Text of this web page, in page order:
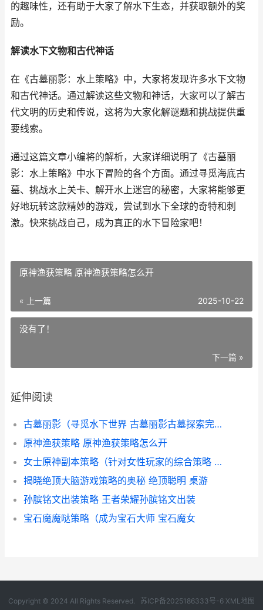
的趣味性，还有助于大家了解水下生态，并获取额外的奖
励。
解读水下文物和古代神话
在《古墓丽影：水上策略》中，大家将发现许多水下文物
和古代神话。通过解读这些文物和神话，大家可以了解古
代文明的历史和传说，这将为大家化解谜题和挑战提供重
要线索。
通过这篇文章小编将的解析，大家详细说明了《古墓丽
影：水上策略》中水下冒险的各个方面。通过寻觅海底古
墓、挑战水上关卡、解开水上迷宫的秘密，大家将能够更
好地玩转这款精妙的游戏，尝试到水下全球的奇特和刺
激。快来挑战自己，成为真正的水下冒险家吧！
原神渔获策略 原神渔获策略怎么开
« 上一篇 2025-10-22
没有了！
下一篇 »
延伸阅读
古墓丽影（寻觅水下世界 古墓丽影古墓探索完成怎么出去
原神渔获策略 原神渔获策略怎么开
女士原神副本策略（针对女性玩家的综合策略 原神女士本什么时候开
揭晓绝顶大脑游戏策略的奥秘 绝顶聪明 桌游
孙膑铭文出装策略 王者荣耀孙膑铭文出装
宝石魔魔哒策略（成为宝石大师 宝石魔女
Copyright © 2024 All Rights Reserved. 苏ICP备2025186333号-6 XML地图